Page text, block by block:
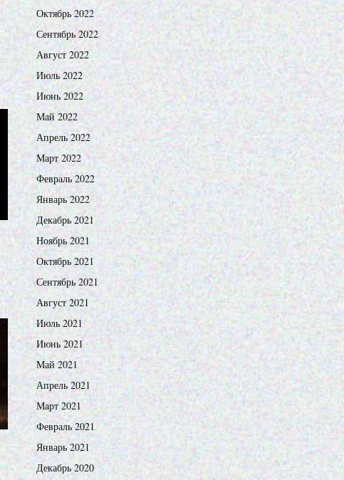
Октябрь 2022
Сентябрь 2022
Август 2022
Июль 2022
Июнь 2022
Май 2022
Апрель 2022
Март 2022
Февраль 2022
Январь 2022
Декабрь 2021
Ноябрь 2021
Октябрь 2021
Сентябрь 2021
Август 2021
Июль 2021
Июнь 2021
Май 2021
Апрель 2021
Март 2021
Февраль 2021
Январь 2021
Декабрь 2020